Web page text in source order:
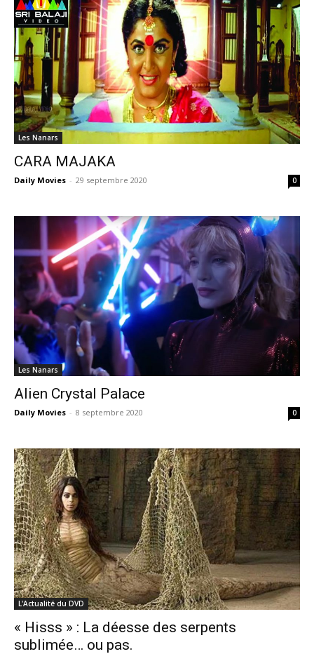
Les Nanars
CARA MAJAKA
Daily Movies - 29 septembre 2020 0
Les Nanars
Alien Crystal Palace
Daily Movies - 8 septembre 2020 0
L'Actualité du DVD
« Hisss » : La déesse des serpents
sublimée… ou pas.